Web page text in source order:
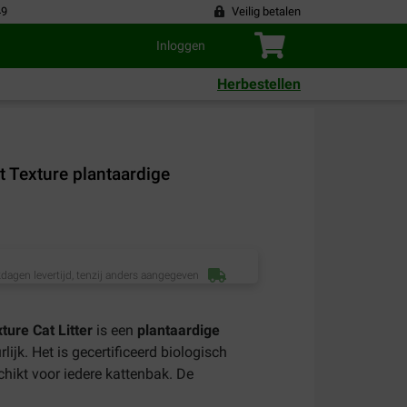
Veilig betalen
Inloggen
Herbestellen
Texture plantaardige
levertijd, tenzij anders aangegeven
Cat Litter is een plantaardige
Het is gecertificeerd biologisch
voor iedere kattenbak. De